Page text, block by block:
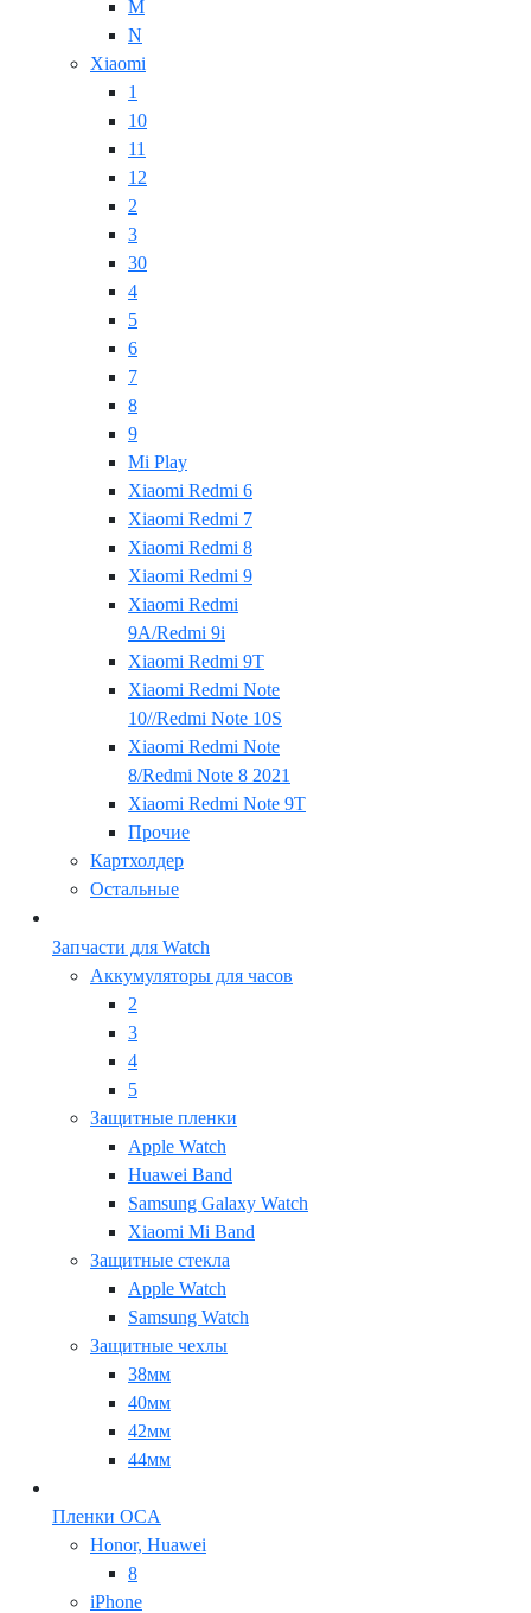
M
N
Xiaomi
1
10
11
12
2
3
30
4
5
6
7
8
9
Mi Play
Xiaomi Redmi 6
Xiaomi Redmi 7
Xiaomi Redmi 8
Xiaomi Redmi 9
Xiaomi Redmi
9A/Redmi 9i
Xiaomi Redmi 9T
Xiaomi Redmi Note
10//Redmi Note 10S
Xiaomi Redmi Note
8/Redmi Note 8 2021
Xiaomi Redmi Note 9T
Прочие
Картхолдер
Остальные
Запчасти для Watch
Аккумуляторы для часов
2
3
4
5
Защитные пленки
Apple Watch
Huawei Band
Samsung Galaxy Watch
Xiaomi Mi Band
Защитные стекла
Apple Watch
Samsung Watch
Защитные чехлы
38мм
40мм
42мм
44мм
Пленки OCA
Honor, Huawei
8
iPhone